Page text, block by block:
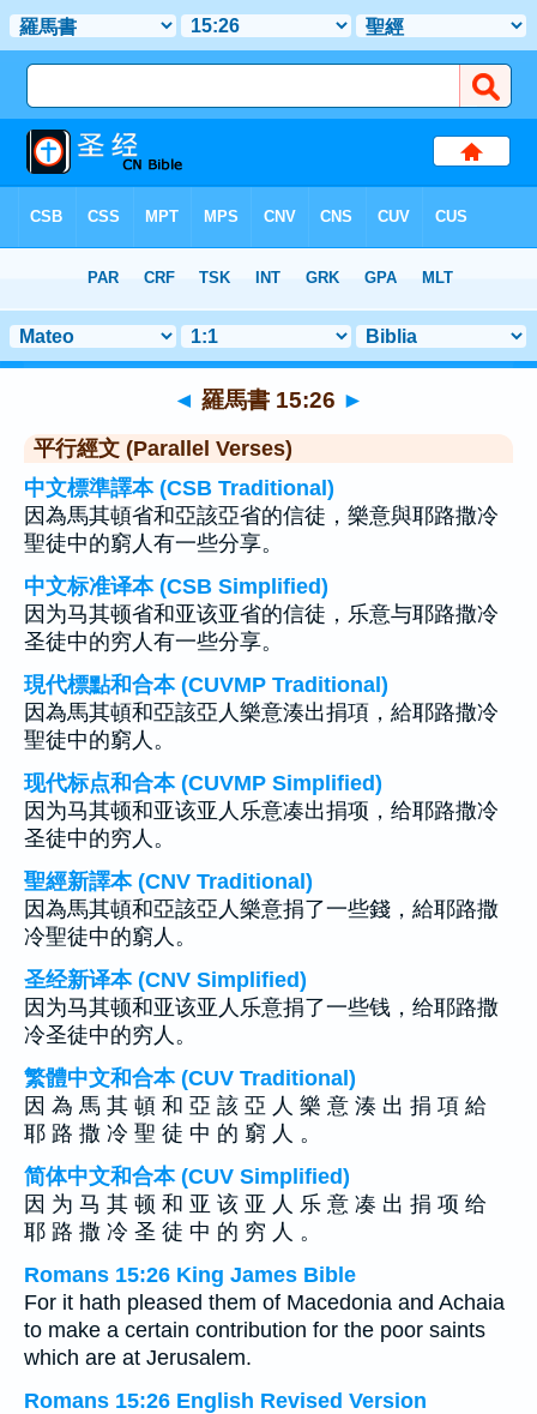
> 聖經金句 26
◄ 羅馬書 15:26 ►
平行經文 (Parallel Verses)
中文標準譯本 (CSB Traditional)
因為馬其頓省和亞該亞省的信徒，樂意與耶路撒冷
聖徒中的窮人有一些分享。
中文标准译本 (CSB Simplified)
因为马其顿省和亚该亚省的信徒，乐意与耶路撒冷
圣徒中的穷人有一些分享。
現代標點和合本 (CUVMP Traditional)
因為馬其頓和亞該亞人樂意湊出捐項，給耶路撒冷
聖徒中的窮人。
现代标点和合本 (CUVMP Simplified)
因为马其顿和亚该亚人乐意凑出捐项，给耶路撒冷
圣徒中的穷人。
聖經新譯本 (CNV Traditional)
因為馬其頓和亞該亞人樂意捐了一些錢，給耶路撒
冷聖徒中的窮人。
圣经新译本 (CNV Simplified)
因为马其顿和亚该亚人乐意捐了一些钱，给耶路撒
冷圣徒中的穷人。
繁體中文和合本 (CUV Traditional)
因 為 馬 其 頓 和 亞 該 亞 人 樂 意 湊 出 捐 項 給
耶 路 撒 冷 聖 徒 中 的 窮 人 。
简体中文和合本 (CUV Simplified)
因 为 马 其 顿 和 亚 该 亚 人 乐 意 凑 出 捐 项 给
耶 路 撒 冷 圣 徒 中 的 穷 人 。
Romans 15:26 King James Bible
For it hath pleased them of Macedonia and Achaia
to make a certain contribution for the poor saints
which are at Jerusalem.
Romans 15:26 English Revised Version